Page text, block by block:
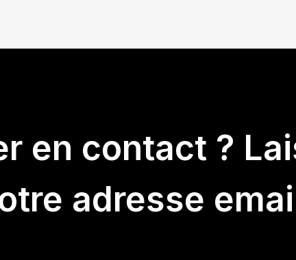
en contact ?
adresse